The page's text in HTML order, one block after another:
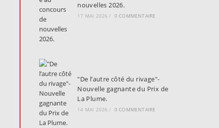
nouvelles 2026.
17 MAI 2026 / 0 COMMENTAIRE
"De l’autre côté du rivage"-
Nouvelle gagnante du Prix de
La Plume.
14 MAI 2026 / 0 COMMENTAIRE